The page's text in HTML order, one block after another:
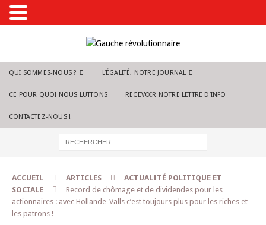
QUI SOMMES-NOUS ? L’ÉGALITÉ, NOTRE JOURNAL
CE POUR QUOI NOUS LUTTONS RECEVOIR NOTRE LETTRE D’INFO
CONTACTEZ-NOUS !
ACCUEIL ARTICLES
ACTUALITÉ POLITIQUE ET
SOCIALE
Record de chômage et de dividendes pour les
actionnaires : avec Hollande-Valls c’est toujours plus pour les riches et
les patrons !